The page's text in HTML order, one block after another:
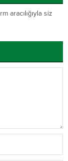
aracılığıyla siz